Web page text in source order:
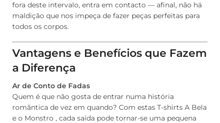
fora deste intervalo, entra em contacto — afinal, não há
maldição que nos impeça de fazer peças perfeitas para
todos os corpos.
Vantagens e Benefícios que Fazem
a Diferença
Ar de Conto de Fadas
Quem é que não gosta de entrar numa história
romântica de vez em quando? Com estas T-shirts A Bela
e o Monstro , cada saída pode tornar-se uma pequena